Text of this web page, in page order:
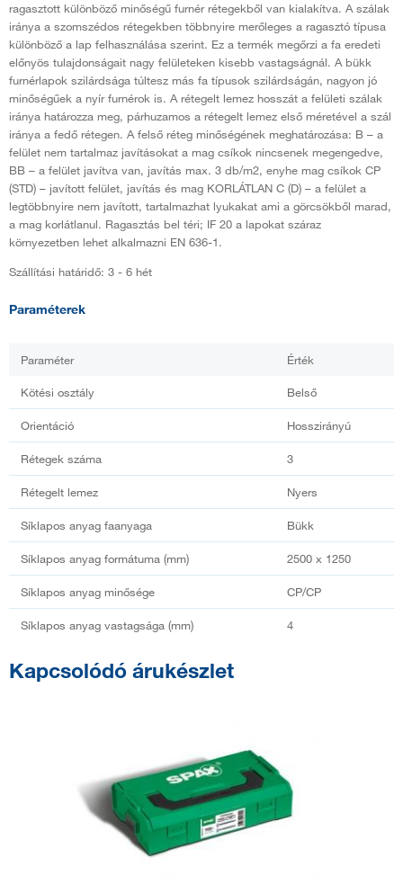
ragasztott különböző minőségű furnér rétegekből van kialakítva. A szálak
iránya a szomszédos rétegekben többnyire merőleges a ragasztó típusa
különböző a lap felhasználása szerint. Ez a termék megőrzi a fa eredeti
előnyös tulajdonságait nagy felületeken kisebb vastagságnál. A bükk
furnérlapok szilárdsága túltesz más fa típusok szilárdságán, nagyon jó
minőségűek a nyír furnérok is. A rétegelt lemez hosszát a felületi szálak
iránya határozza meg, párhuzamos a rétegelt lemez első méretével a szál
iránya a fedő rétegen. A felső réteg minőségének meghatározása: B – a
felület nem tartalmaz javításokat a mag csíkok nincsenek megengedve,
BB – a felület javítva van, javítás max. 3 db/m2, enyhe mag csíkok CP
(STD) – javított felület, javítás és mag KORLÁTLAN C (D) – a felület a
legtöbbnyire nem javított, tartalmazhat lyukakat ami a görcsökből marad,
a mag korlátlanul. Ragasztás bel téri; IF 20 a lapokat száraz
környezetben lehet alkalmazni EN 636-1.
Szállítási határidő: 3 - 6 hét
Paraméterek
Paraméter Érték
Kötési osztály Belső
Orientáció Hosszirányú
Rétegek száma 3
Rétegelt lemez Nyers
Síklapos anyag faanyaga Bükk
Síklapos anyag formátuma (mm) 2500 x 1250
Síklapos anyag minősége CP/CP
Síklapos anyag vastagsága (mm) 4
Kapcsolódó árukészlet